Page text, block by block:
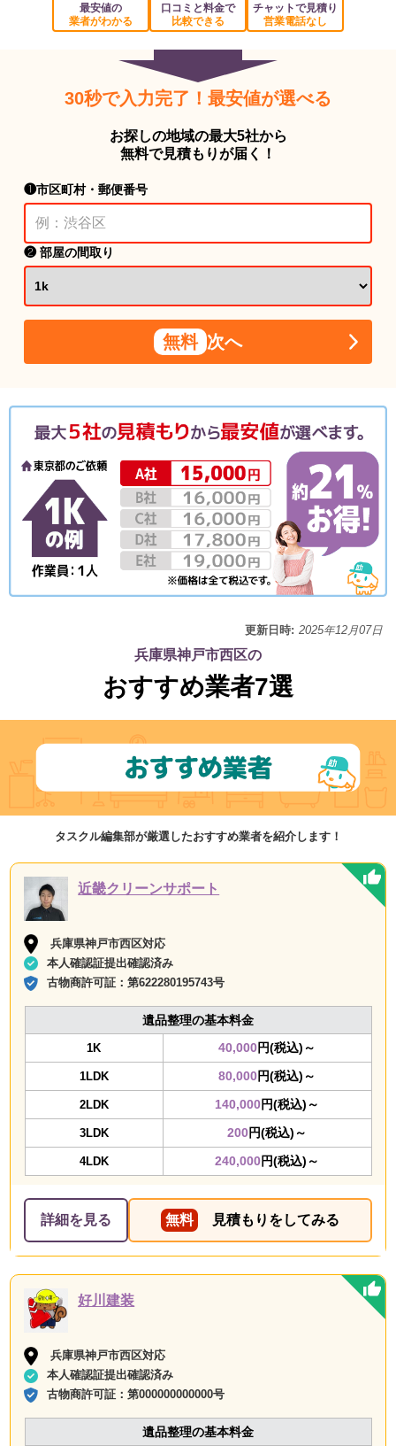
最安値の
業者がわかる
口コミと料金で
比較できる
チャットで見積り
営業電話なし
30秒で入力完了！最安値が選べる
お探しの地域の最大5社から
無料で見積もりが届く！
❶市区町村・郵便番号
❷ 部屋の間取り
無料 次へ
更新日時: 2025年12月07日
兵庫県神戸市西区の
おすすめ業者7選
タスクル編集部が厳選したおすすめ業者を紹介します！
近畿クリーンサポート
兵庫県神戸市西区対応
本人確認証提出確認済み
古物商許可証：第622280195743号
遺品整理の基本料金
1K 40,000円(税込)～
1LDK 80,000円(税込)～
2LDK 140,000円(税込)～
3LDK 200円(税込)～
4LDK 240,000円(税込)～
詳細を見る 無料 見積もりをしてみる
好川建装
兵庫県神戸市西区対応
本人確認証提出確認済み
古物商許可証：第000000000000号
遺品整理の基本料金